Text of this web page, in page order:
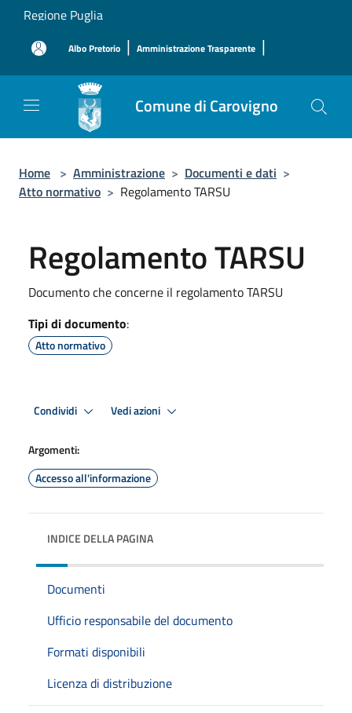
Salta al contenuto principale
Regione Puglia
Albo Pretorio | Amministrazione Trasparente |
Comune di Carovigno
Home > Amministrazione > Documenti e dati >
Atto normativo > Regolamento TARSU
Regolamento TARSU
Documento che concerne il regolamento TARSU
Tipi di documento:
Atto normativo
Condividi Vedi azioni
Argomenti:
Accesso all'informazione
INDICE DELLA PAGINA
Documenti
Ufficio responsabile del documento
Formati disponibili
Licenza di distribuzione